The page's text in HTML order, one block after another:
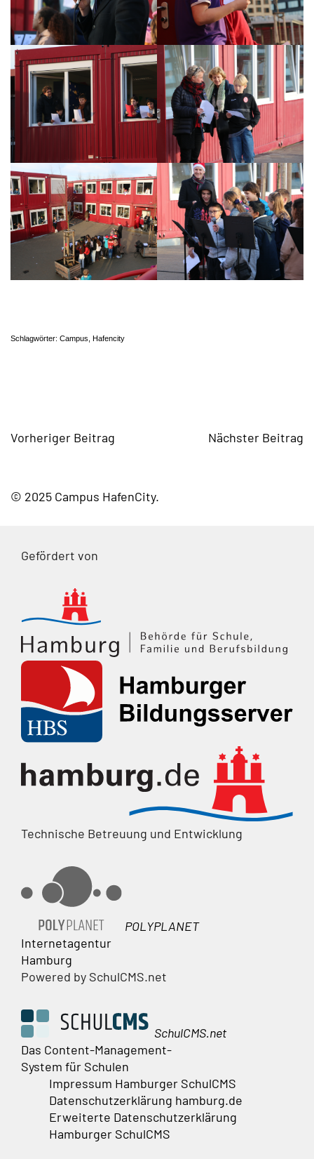
Schlagwörter: Campus Hafencity
Vorheriger Beitrag Nächster Beitrag
© 2025 Campus HafenCity
Gefördert von
Technische Betreuung und Entwicklung
POLYPLANET
Internetagentur
Hamburg
Powered by SchulCMS.net
SchulCMS.net
Das Content-Management-
System für Schulen
Impressum Hamburger SchulCMS
Datenschutzerklärung hamburg.de
Erweiterte Datenschutzerklärung
Hamburger SchulCMS